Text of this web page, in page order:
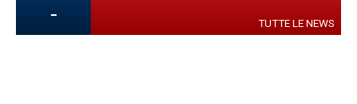
- TUTTE LE NEWS